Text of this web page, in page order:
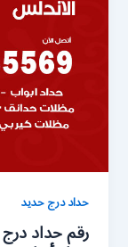
حداد درج حديد